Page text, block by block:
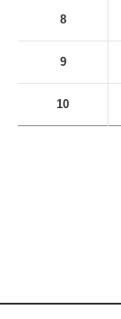
8
9
10